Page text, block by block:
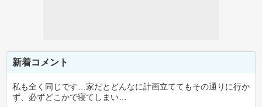
新着コメント
私も全く同じです…家だとどんなに計画立ててもその通りに行か
ず、必ずどこかで寝てしまい…